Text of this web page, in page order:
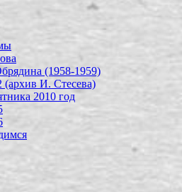
(1958-1959)
(архив И. Стесева)
2010 год